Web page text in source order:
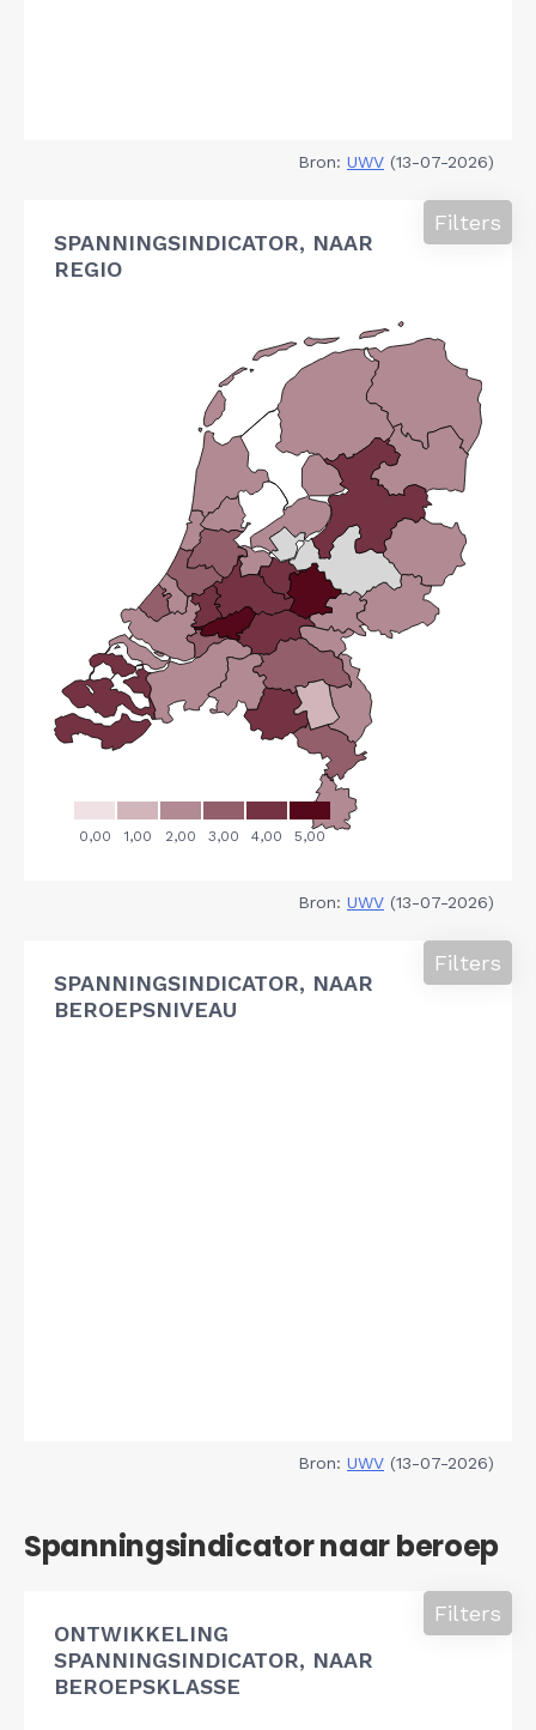
Bron: UWV (13-07-2026)
SPANNINGSINDICATOR, NAAR
REGIO
Filters
Bron: UWV (13-07-2026)
SPANNINGSINDICATOR, NAAR
BEROEPSNIVEAU
Filters
Bron: UWV (13-07-2026)
Spanningsindicator naar beroep
ONTWIKKELING
SPANNINGSINDICATOR, NAAR
BEROEPSKLASSE
Filters